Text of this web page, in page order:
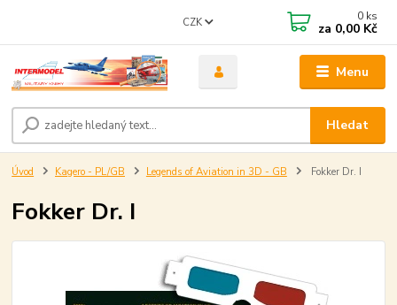
Menu
CZK
Hledat
0 ks
za 0,00 Kč
Úvod Kagero - PL/GB Legends of Aviation in 3D - GB Fokker Dr. I
Fokker Dr. I